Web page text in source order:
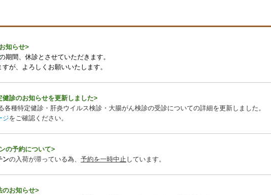
知らせ>
期間、 休診とさせていただきます。
が、よろしくお願いいたします。
診のお知らせを更新しました>
各種特定健診・肝炎ウイルス検診・大腸がん検診の受診についての詳細を更新しました。
ジをご確認ください。
の予約について>
ンの入荷が滞っている為、 予約を一時中止 しています。
のお知らせ>